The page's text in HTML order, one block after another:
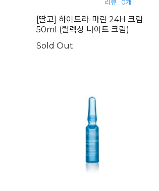
리뷰 : 0개
[딸고] 하이드라-마린 24H 크림
50ml (릴렉싱 나이트 크림)
Sold Out